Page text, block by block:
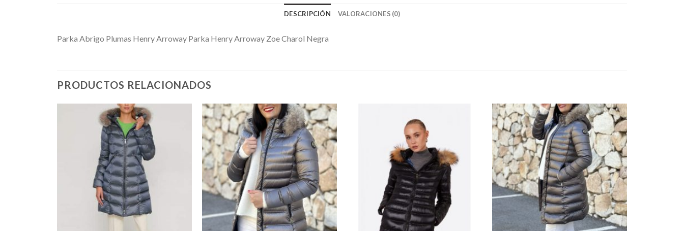
DESCRIPCIÓN VALORACIONES (0)
Parka Abrigo Plumas Henry Arroway Parka Henry Arroway Zoe Charol Negra
PRODUCTOS RELACIONADOS